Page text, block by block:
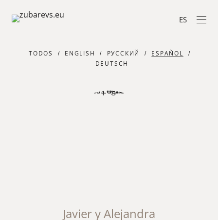
ES
TODOS ENGLISH РУССКИЙ
ESPAÑOL
DEUTSCH
Javier y Alejandra